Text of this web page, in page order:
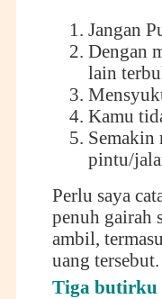
Jangan
Dengan
lain
Kamu
Semakin
pintu/
Perlu saya
penuh gairah
ambil,
uang tersebut.
Tiga butirku